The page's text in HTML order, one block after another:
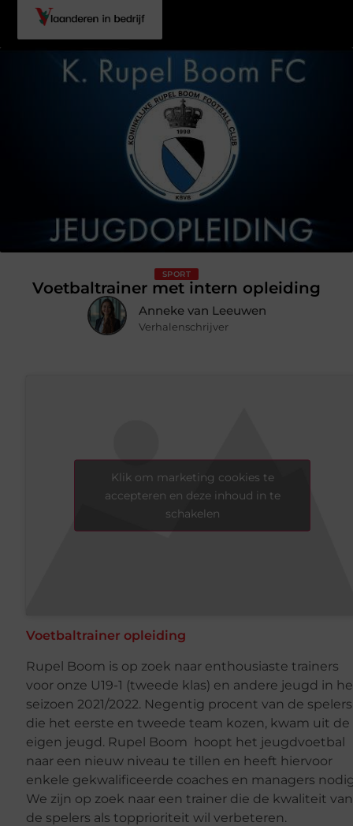
SPORT
Voetbaltrainer met intern opleiding
Anneke van Leeuwen
Verhalenschrijver
Klik om marketing cookies te
accepteren en deze inhoud in te
schakelen
Voetbaltrainer opleiding
Rupel Boom is op zoek naar enthousiaste trainers
voor onze U19-1 (tweede klas) en andere jeugd in
seizoen 2021/2022. Negentig procent van de spelers
die het eerste en tweede team kozen, kwam uit de
eigen jeugd. Rupel Boom hoopt het jeugdvoetbal
naar een nieuw niveau te tillen en heeft hiervoor
enkele gekwalificeerde coaches en managers
We zijn op zoek naar een trainer die de kwaliteit van
de spelers als topprioriteit wil verbeteren.